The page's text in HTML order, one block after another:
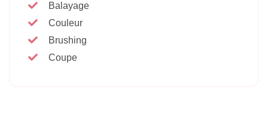
Balayage
Couleur
Brushing
Coupe